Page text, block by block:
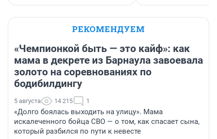
РЕКОМЕНДУЕМ
«Чемпионкой быть — это кайф»: как
мама в декрете из Барнаула завоевала
золото на соревнованиях по
бодибилдингу
5 августа 14 215 1
«Долго боялась выходить на улицу». Мама
искалеченного бойца СВО — о том, как спасает сына,
который разбился по пути к невесте